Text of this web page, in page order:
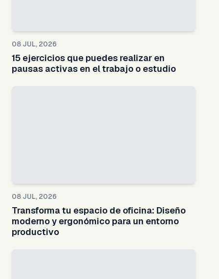
08 JUL, 2026
15 ejercicios que puedes realizar en
pausas activas en el trabajo o estudio
08 JUL, 2026
Transforma tu espacio de oficina: Diseño
moderno y ergonómico para un entorno
productivo